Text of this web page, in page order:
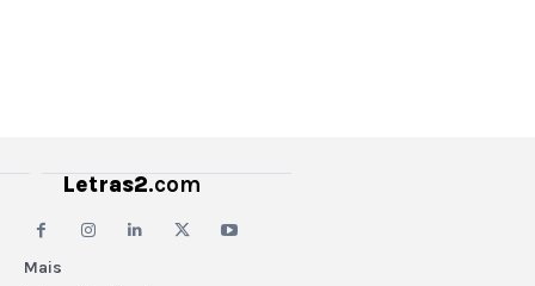
Mais
Letras2.com